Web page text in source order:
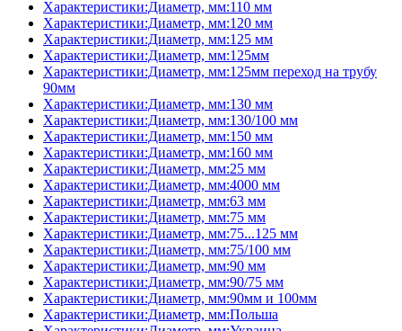
Характеристики:Диаметр, мм:110 мм
Характеристики:Диаметр, мм:120 мм
Характеристики:Диаметр, мм:125 мм
Характеристики:Диаметр, мм:125мм
Характеристики:Диаметр, мм:125мм переход на трубу
90мм
Характеристики:Диаметр, мм:130 мм
Характеристики:Диаметр, мм:130/100 мм
Характеристики:Диаметр, мм:150 мм
Характеристики:Диаметр, мм:160 мм
Характеристики:Диаметр, мм:25 мм
Характеристики:Диаметр, мм:4000 мм
Характеристики:Диаметр, мм:63 мм
Характеристики:Диаметр, мм:75 мм
Характеристики:Диаметр, мм:75...125 мм
Характеристики:Диаметр, мм:75/100 мм
Характеристики:Диаметр, мм:90 мм
Характеристики:Диаметр, мм:90/75 мм
Характеристики:Диаметр, мм:90мм и 100мм
Характеристики:Диаметр, мм:Польша